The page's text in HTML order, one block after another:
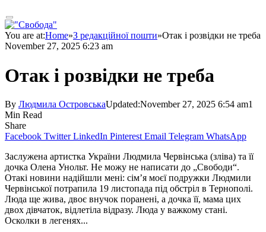
You are at:Home»З редакційної пошти»Отак і розвідки не треба
November 27, 2025 6:23 am
Отак і розвідки не треба
By Людмила ОстровськаUpdated:November 27, 2025 6:54 am1
Min Read
Share
Facebook Twitter LinkedIn Pinterest Email Telegram WhatsApp
Заслужена артистка України Люд­мила Червінська (зліва) та її
дочка Олена Унольт. Не можу не написати до „Свободи“.
Отакі новини надійшли мені: сім’я моєї подружки Людмили
Червінської потрапила 19 листопада під обстріл в Тернополі.
Люда ще жива, двоє внучок поранені, а дочка її, мама цих
двох дівчаток, відлетіла відразу. Люда у важкому стані.
Осколки в легенях...